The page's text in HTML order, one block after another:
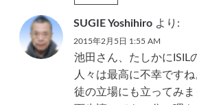
SUGIE Yoshihiro より:
2015年2月5日 1:55 AM
池田さん、たしかにISIL
人々は最高に不幸です
徒の立場にも立ってみ